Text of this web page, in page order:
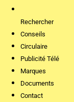
Rechercher
Conseils
Circulaire
Publicité Télé
Marques
Documents
Contact